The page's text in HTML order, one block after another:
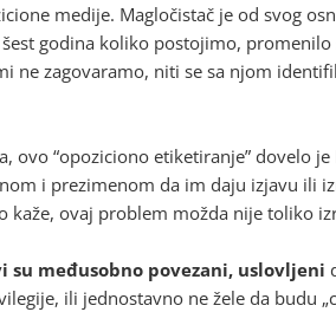
medije. Magločistač je od svog
godina koliko postojimo,
ne zagovaramo, niti se sa njom
ovo “opoziciono etiketiranje” dovelo
i prezimenom da im daju izjavu ili
kaže, ovaj problem možda nije toliko
su međusobno povezani, uslovljeni
ili jednostavno ne žele da budu